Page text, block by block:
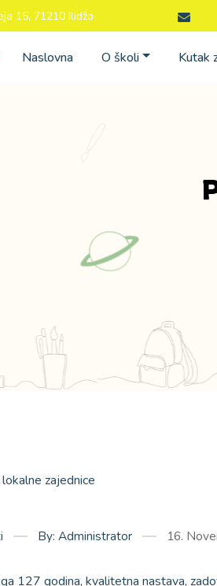
15, 71210 Ilidža
Naslovna O školi Kutak
By: Administrator 16.
127 godina, kvalitetna nastava,